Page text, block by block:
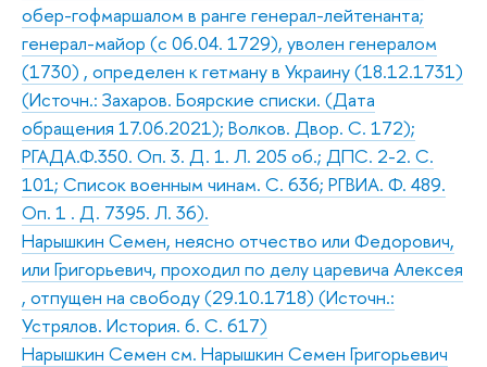
обер-гофмаршалом в ранге генерал-лейтенанта;
генерал-майор (с 06.04. 1729), уволен генералом
(1730) , определен к гетману в Украину (18.12.1731)
(Источн.: Захаров. Боярские списки. (Дата
обращения 17.06.2021); Волков. Двор. С. 172);
РГАДА.Ф.350. Оп. 3. Д. 1. Л. 205 об.; ДПС. 2-2. С.
101; Список военным чинам. С. 636; РГВИА. Ф. 489.
Оп. 1 . Д. 7395. Л. 36).
Нарышкин Семен, неясно отчество или Федорович,
или Григорьевич, проходил по делу царевича Алексея
, отпущен на свободу (29.10.1718) (Источн.:
Устрялов. История. 6. С. 617)
Нарышкин Семен см. Нарышкин Семен Григорьевич